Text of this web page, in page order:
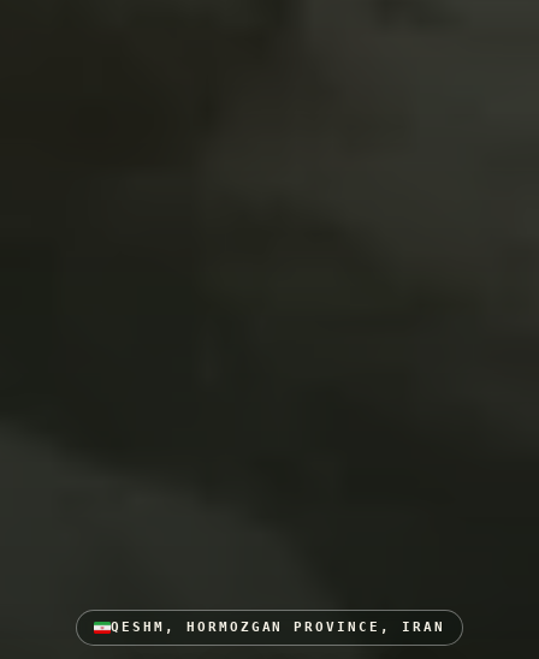
QESHM, HORMOZGAN PROVINCE, IRAN